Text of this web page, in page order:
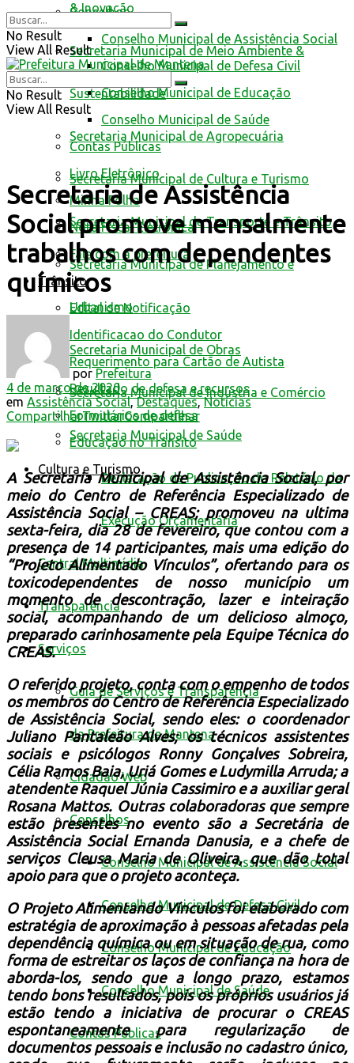
Conselhos
Conselho Municipal de Assistência Social
Conselho Municipal de Defesa Civil
Conselho Municipal de Educação
Conselho Municipal de Saúde
Contas Públicas
Livro Eletrônico
Minha Folha
Nota Fiscal Eletrônica
Fale com a prefeitura
Trânsito
Edital de Notificação
Identificacao do Condutor
Requerimento para Cartão de Autista
Resultado de defesa e recursos
Formulários de defesa
Educação no Trânsito
Cultura e Turismo
& Inovação
Secretaria Municipal de Meio Ambiente &
Sustentabilidade
Secretaria Municipal de Agropecuária
Secretaria Municipal de Cultura e Turismo
Secretaria Municipal de Transporte e Trânsito
Secretaria Municipal de Planejamento e
Urbanismo
Secretaria Municipal de Obras
Secretaria Municipal de Indústria e Comércio
Secretaria Municipal de Saúde
Declaração de Publicação do Relatório da
Execução Orçamentária
Central Multimídia
Transparência
Serviços
Guia de Serviços e Transparência
da Prefeitura de Mantena
Cidadão Web
Conselhos
Conselho Municipal de Assistência Social
Conselho Municipal de Defesa Civil
Conselho Municipal de Educação
Conselho Municipal de Saúde
Contas Públicas
No Result
View All Result
No Result
View All Result
Secretaria de Assistência
Social promove mensalmente
trabalhos com dependentes
químicos
por Prefeitura
4 de março de 2020
em Assistência Social,Destaques,Notícias
CompartilharTwittarCompartilhar
A Secretaria Municipal de Assistência Social, por
meio do Centro de Referência Especializado de
Assistência Social – CREAS; promoveu na ultima
sexta-feira, dia 28 de fevereiro, que contou com a
presença de 14 participantes, mais uma edição do
“Projeto Alimentado Vínculos”, ofertando para os
toxicodependentes de nosso município um
momento de descontração, lazer e inteiração
social, acompanhando de um delicioso almoço,
preparado carinhosamente pela Equipe Técnica do
CREAS.
O referido projeto, conta com o empenho de todos
os membros do Centro de Referência Especializado
de Assistência Social, sendo eles: o coordenador
Juliano Pantaleão Alves; os técnicos assistentes
sociais e psicólogos Ronny Gonçalves Sobreira,
Célia Ramos Baia, Uriá Gomes e Ludymilla Arruda; a
atendente Raquel Júnia Cassimiro e a auxiliar geral
Rosana Mattos. Outras colaboradoras que sempre
estão presentes no evento são a Secretária de
Assistência Social Ernanda Danusia, e a chefe de
serviços Cleusa Maria de Oliveira, que dão total
apoio para que o projeto aconteça.
O Projeto Alimentando Vínculos foi elaborado com
estratégia de aproximação à pessoas afetadas pela
dependência química ou em situação de rua, como
forma de estreitar os laços de confiança na hora de
aborda-los, sendo que a longo prazo, estamos
tendo bons resultados, pois os próprios usuários já
estão tendo a iniciativa de procurar o CREAS
espontaneamente para regularização de
documentos pessoais e inclusão no cadastro único,